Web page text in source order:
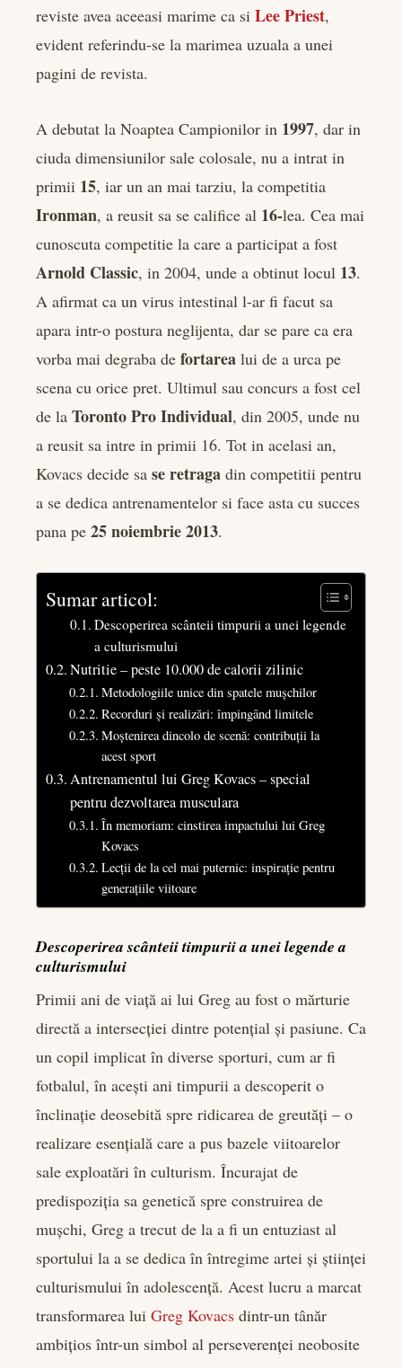
reviste avea aceeasi marime ca si Lee Priest,
evident referindu-se la marimea uzuala a unei
pagini de revista.
A debutat la Noaptea Campionilor in 1997, dar in
ciuda dimensiunilor sale colosale, nu a intrat in
primii 15, iar un an mai tarziu, la competitia
Ironman, a reusit sa se califice al 16-lea. Cea mai
cunoscuta competitie la care a participat a fost
Arnold Classic, in 2004, unde a obtinut locul 13.
A afirmat ca un virus intestinal l-ar fi facut sa
apara intr-o postura neglijenta, dar se pare ca era
vorba mai degraba de fortarea lui de a urca pe
scena cu orice pret. Ultimul sau concurs a fost cel
de la Toronto Pro Individual, din 2005, unde nu
a reusit sa intre in primii 16. Tot in acelasi an,
Kovacs decide sa se retraga din competitii pentru
a se dedica antrenamentelor si face asta cu succes
pana pe 25 noiembrie 2013.
Sumar articol:
Descoperirea scânteii timpurii a unei legende
a culturismului
Nutritie – peste 10.000 de calorii zilinic
Metodologiile unice din spatele mușchilor
Recorduri și realizări: împingând limitele
Moștenirea dincolo de scenă: contribuții la
acest sport
Antrenamentul lui Greg Kovacs – special
pentru dezvoltarea musculara
În memoriam: cinstirea impactului lui Greg
Kovacs
Lecții de la cel mai puternic: inspirație pentru
generațiile viitoare
Descoperirea scânteii timpurii a unei legende a
culturismului
Primii ani de viață ai lui Greg au fost o mărturie
directă a intersecției dintre potențial și pasiune. Ca
un copil implicat în diverse sporturi, cum ar fi
fotbalul, în acești ani timpurii a descoperit o
înclinație deosebită spre ridicarea de greutăți – o
realizare esențială care a pus bazele viitoarelor
sale exploatări în culturism. Încurajat de
predispoziția sa genetică spre construirea de
mușchi, Greg a trecut de la a fi un entuziast al
sportului la a se dedica în întregime artei și științei
culturismului în adolescență. Acest lucru a marcat
transformarea lui Greg Kovacs dintr-un tânăr
ambițios într-un simbol al perseverenței neobosite